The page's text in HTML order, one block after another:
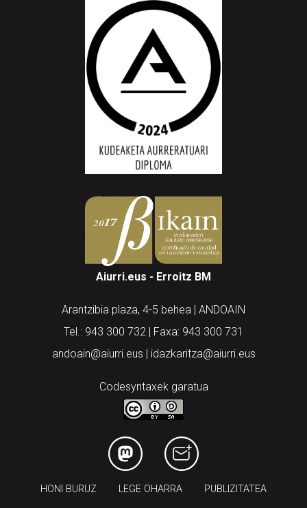
Aiurri.eus - Erroitz BM
Arantzibia plaza, 4-5 behea | ANDOAIN
Tel.: 943 300 732 | Faxa: 943 300 731
andoain@aiurri.eus | idazkaritza@aiurri.eus
Codesyntaxek garatua
HONI BURUZ LEGE OHARRA PUBLIZITATEA